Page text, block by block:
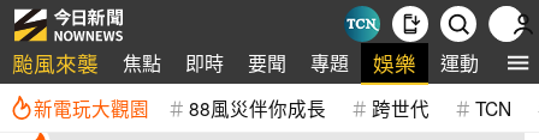
颱風來襲 焦點 即時 要聞 專題 娛樂 運動 全
新電玩大觀園 88風災伴你成長 跨世代 TCN